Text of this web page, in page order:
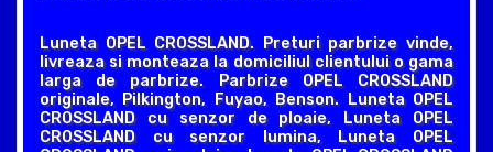
Luneta OPEL CROSSLAND. Preturi parbrize vinde,
livreaza si monteaza la domiciliul clientului o gama
larga de parbrize. Parbrize OPEL CROSSLAND
originale, Pilkington, Fuyao, Benson. Luneta OPEL
CROSSLAND cu senzor de ploaie, Luneta OPEL
CROSSLAND cu senzor lumina, Luneta OPEL